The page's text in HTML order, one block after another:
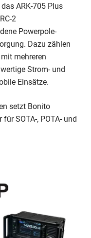
ARK-705 Plus
2
Powerpole-
Dazu zählen
mehreren
Strom- und
Einsätze.
setzt Bonito
SOTA-, POTA- und